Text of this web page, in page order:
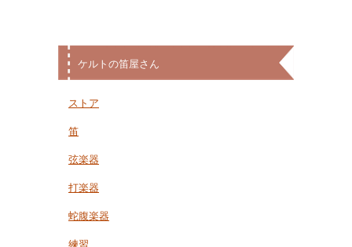
ケルトの笛屋さん
ストア
笛
弦楽器
打楽器
蛇腹楽器
練習